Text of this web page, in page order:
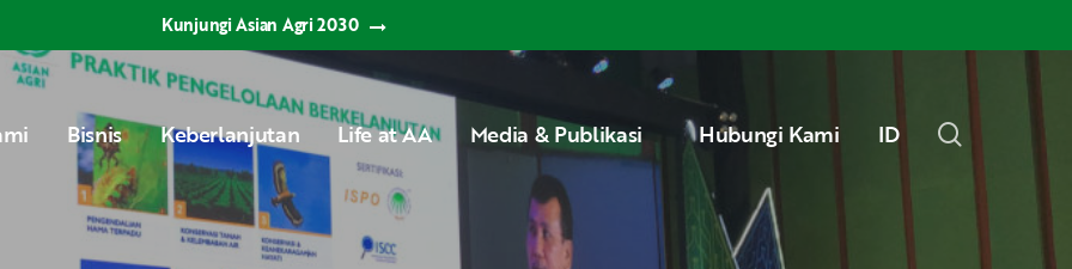
Kunjungi Asian Agri 2030
Bisnis Keberlanjutan Life at AA Media & Publikasi Hubungi Kami ID search